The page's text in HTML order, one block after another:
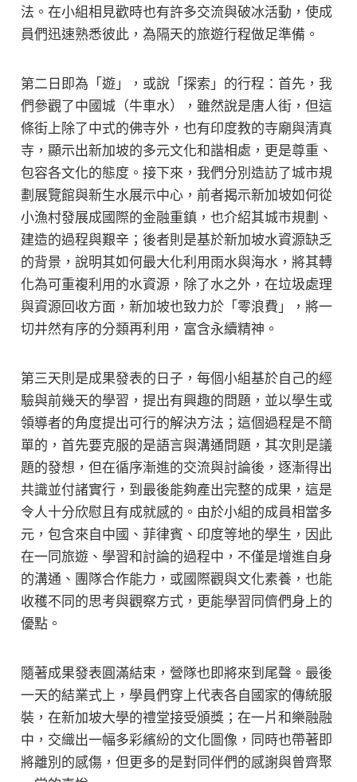
法。在小組相見歡時也有許多交流與破冰活動，使成
員們迅速熟悉彼此，為隔天的旅遊行程做足準備。
第二日即為「遊」，或說「探索」的行程：首先，我
們參觀了中國城（牛車水），雖然說是唐人街，但這
條街上除了中式的佛寺外，也有印度教的寺廟與清真
寺，顯示出新加坡的多元文化和諧相處，更是尊重、
包容各文化的態度。接下來，我們分別造訪了城市規
劃展覽館與新生水展示中心，前者揭示新加坡如何從
小漁村發展成國際的金融重鎮，也介紹其城市規劃、
建造的過程與艱辛；後者則是基於新加坡水資源缺乏
的背景，說明其如何最大化利用雨水與海水，將其轉
化為可重複利用的水資源，除了水之外，在垃圾處理
與資源回收方面，新加坡也致力於「零浪費」，將一
切井然有序的分類再利用，富含永續精神。
第三天則是成果發表的日子，每個小組基於自己的經
驗與前幾天的學習，提出有興趣的問題，並以學生或
領導者的角度提出可行的解決方法；這個過程是不簡
單的，首先要克服的是語言與溝通問題，其次則是議
題的發想，但在循序漸進的交流與討論後，逐漸得出
共識並付諸實行，到最後能夠產出完整的成果，這是
令人十分欣慰且有成就感的。由於小組的成員相當多
元，包含來自中國、菲律賓、印度等地的學生，因此
在一同旅遊、學習和討論的過程中，不僅是增進自身
的溝通、團隊合作能力，或國際觀與文化素養，也能
收穫不同的思考與觀察方式，更能學習同儕們身上的
優點。
隨著成果發表圓滿結束，營隊也即將來到尾聲。最後
一天的結業式上，學員們穿上代表各自國家的傳統服
裝，在新加坡大學的禮堂接受頒獎；在一片和樂融融
中，交織出一幅多彩繽紛的文化圖像，同時也帶著即
將離別的感傷，但更多的是對同伴們的感謝與曾齊聚